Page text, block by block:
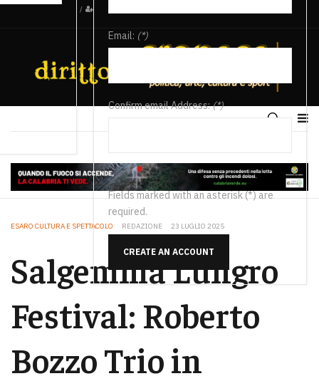
/
Email: (*)
Confirm email Address:(*)
Fields marked with an asterisk (*) are
required.
CREATE AN ACCOUNT
ESARO CULTURA E SPETTACOLO REDAZIONE 23 LUGLIO 2025
Salgemma Lungro
Festival: Roberto
Bozzo Trio in